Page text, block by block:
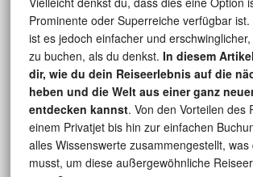
Prominente oder Superreiche verfügbar
ist es jedoch einfacher und
zu buchen, als du denkst. In diesem
dir, wie du dein Reiseerlebnis auf die
heben und die Welt aus einer ganz
entdecken kannst. Von den Vorteilen des
einem Privatjet bis hin zur einfachen
alles Wissenswerte zusammengestellt, was
musst, um diese außergewöhnliche